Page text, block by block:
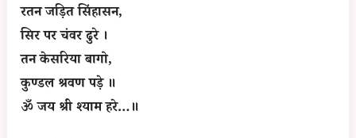
रतन जड़ित सिंहासन,
सिर पर चंवर ढुरे ।
तन केसरिया बागो,
कुण्डल श्रवण पड़े ॥
ॐ जय श्री श्याम हरे…॥